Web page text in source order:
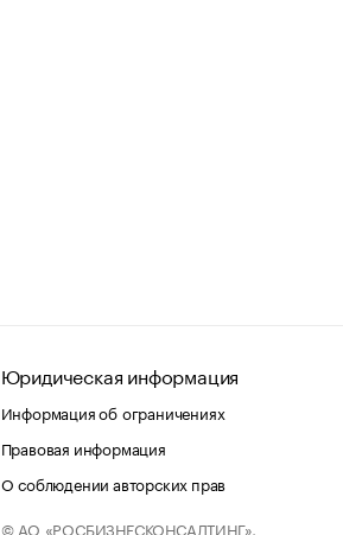
Юридическая информация
Информация об ограничениях
Правовая информация
О соблюдении авторских прав
© АО «РОСБИЗНЕСКОНСАЛТИНГ»,